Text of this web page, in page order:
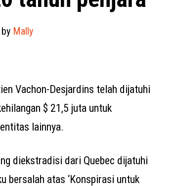
by Mally
Vachon-Desjardins telah dijatuhi
$ 21,5 juta untuk
lainnya.
diekstradisi dari Quebec dijatuhi
bersalah atas ‘Konspirasi untuk